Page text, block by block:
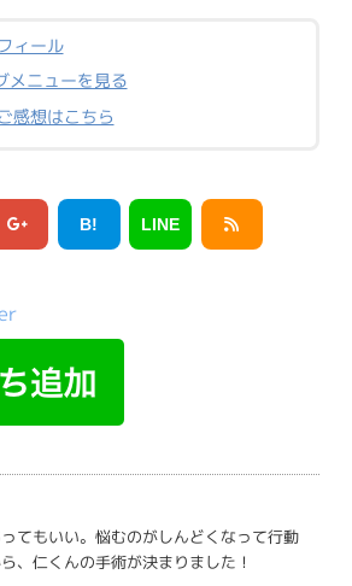
ィール
メニューを見る
感想はこちら
B! LINE
てもいい。悩むのがしんどくなって行動
、仁くんの手術が決まりました！